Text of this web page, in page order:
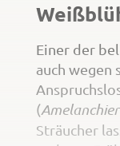
Einer der
auch wegen
(
Sträucher